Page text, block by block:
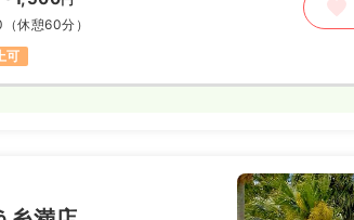
（休憩60分）
可